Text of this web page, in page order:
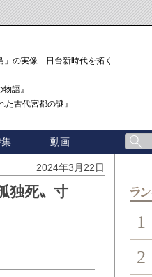
」の実像 日台新時代を拓く「3
語』
古代宮都の謎』
動画
2024年3月22日
独死〟寸
1
2